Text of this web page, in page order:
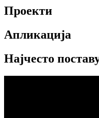
Проекти
Апликација
Најчесто